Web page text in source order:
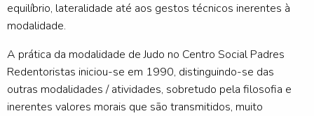
equilíbrio, lateralidade até aos gestos técnicos inerentes à
modalidade.
A prática da modalidade de Judo no Centro Social Padres
Redentoristas iniciou-se em 1990, distinguindo-se das
outras modalidades / atividades, sobretudo pela filosofia e
inerentes valores morais que são transmitidos, muito